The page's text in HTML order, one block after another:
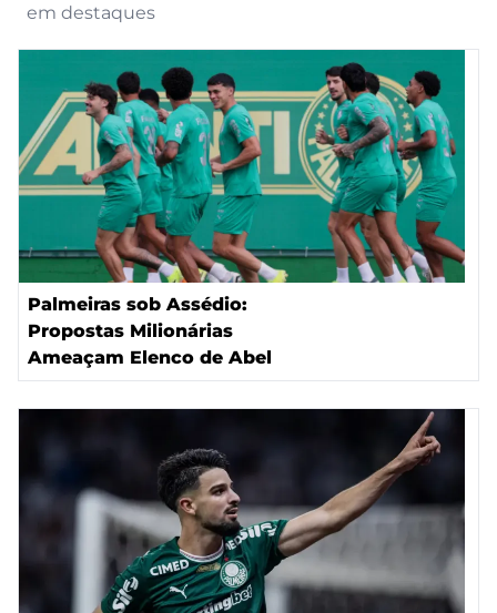
em destaques
Palmeiras sob Assédio:
Propostas Milionárias
Ameaçam Elenco de Abel